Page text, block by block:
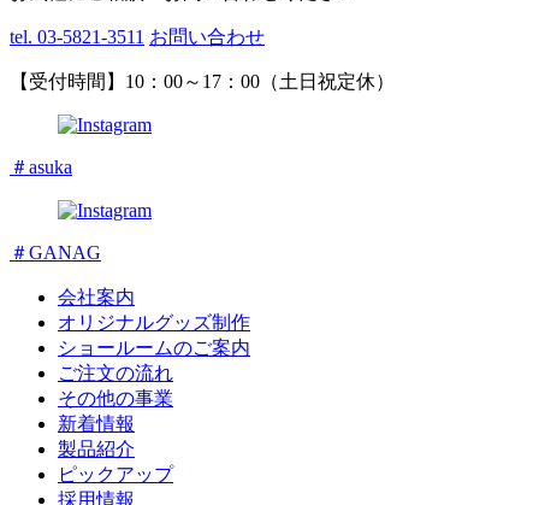
tel. 03-5821-3511 お問い合わせ
【受付時間】10：00～17：00（土日祝定休）
＃asuka
＃GANAG
会社案内
オリジナルグッズ制作
ショールームのご案内
ご注文の流れ
その他の事業
新着情報
製品紹介
ピックアップ
採用情報